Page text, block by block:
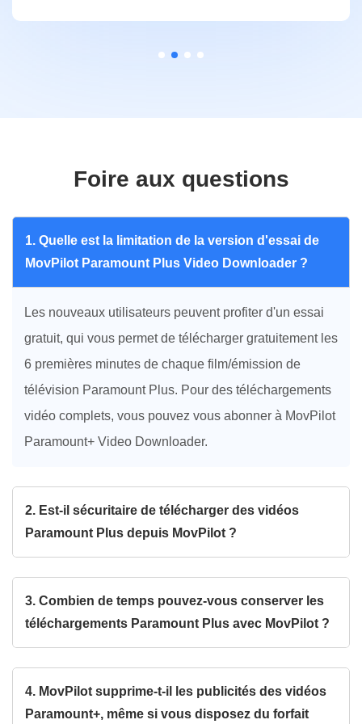
Foire aux questions
1. Quelle est la limitation de la version d'essai de
MovPilot Paramount Plus Video Downloader ?
Les nouveaux utilisateurs peuvent profiter d'un essai
gratuit, qui vous permet de télécharger gratuitement les
6 premières minutes de chaque film/émission de
télévision Paramount Plus. Pour des téléchargements
vidéo complets, vous pouvez vous abonner à MovPilot
Paramount+ Video Downloader.
2. Est-il sécuritaire de télécharger des vidéos
Paramount Plus depuis MovPilot ?
une politique de confidentialité stricte et ne collecte
aucune information personnelle, garantissant ainsi la
sécurité des données. Pendant ce temps, des mises à
et éliminer les risques de sécurité potentiels afin de
3. Combien de temps pouvez-vous conserver les
téléchargements Paramount Plus avec MovPilot ?
émissions et tous les films que vous téléchargez
depuis Paramount Plus avec MovPilot. Ces
4. MovPilot supprime-t-il les publicités des vidéos
Paramount+, même si vous disposez du forfait